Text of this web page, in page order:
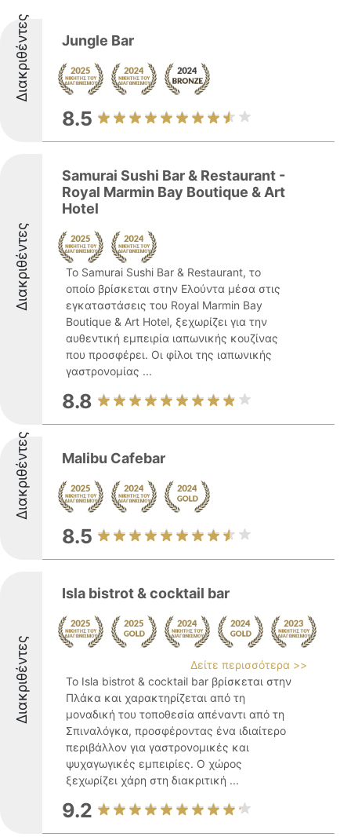
Διακριθέντες Jungle Bar
8.5
Διακριθέντες
Samurai Sushi Bar & Restaurant -
Royal Marmin Bay Boutique & Art
Hotel
Το Samurai Sushi Bar & Restaurant, το
οποίο βρίσκεται στην Ελούντα μέσα στις
εγκαταστάσεις του Royal Marmin Bay
Boutique & Art Hotel, ξεχωρίζει για την
αυθεντική εμπειρία ιαπωνικής κουζίνας
που προσφέρει. Οι φίλοι της ιαπωνικής
γαστρονομίας ...
8.8
Διακριθέντες Malibu Cafebar
8.5
Διακριθέντες
Isla bistrot & cocktail bar
Δείτε περισσότερα >>
Το Isla bistrot & cocktail bar βρίσκεται στην
Πλάκα και χαρακτηρίζεται από τη
μοναδική του τοποθεσία απέναντι από τη
Σπιναλόγκα, προσφέροντας ένα ιδιαίτερο
περιβάλλον για γαστρονομικές και
ψυχαγωγικές εμπειρίες. Ο χώρος
ξεχωρίζει χάρη στη διακριτική ...
9.2